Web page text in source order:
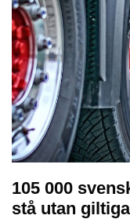
105 000
stå utan